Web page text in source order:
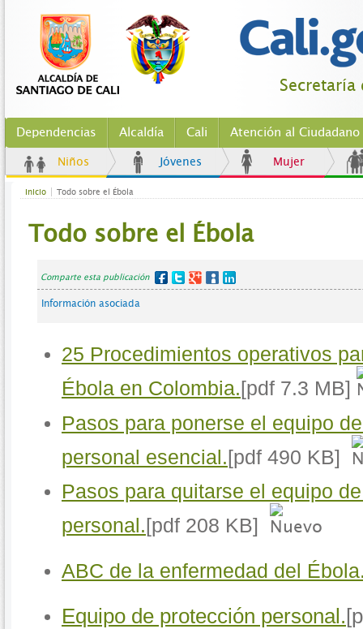
Secretaría
Dependencias Alcaldía Cali Atención al Ciudadano
Niños Jóvenes Mujer
Inicio Todo sobre el Ébola
Todo sobre el Ébola
Comparte esta publicación
Información asociada
25 Procedimientos operativos
Ébola en Colombia.[pdf 7.3 MB]
Pasos para ponerse el equipo
personal esencial.[pdf 490 KB]
Pasos para quitarse el equipo
personal.[pdf 208 KB]
ABC de la enfermedad del
Equipo de protección personal.